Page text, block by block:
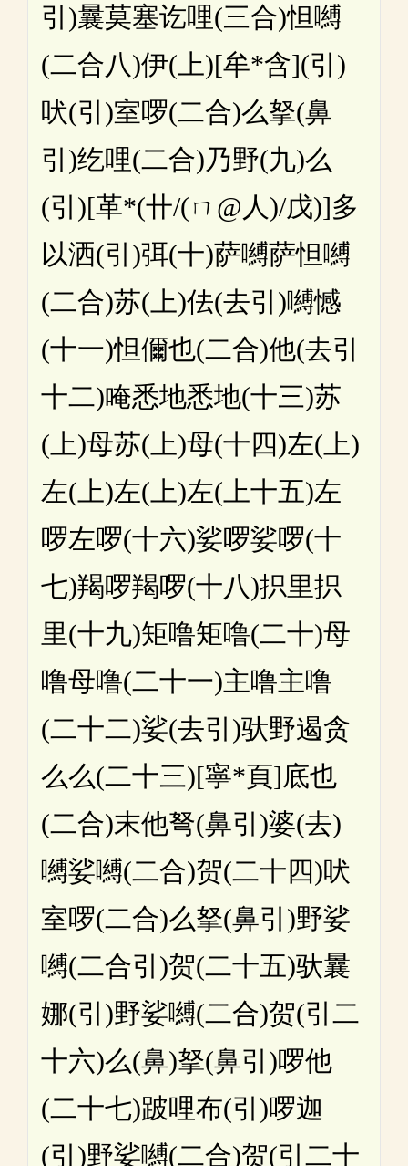
引)曩莫塞讫哩(三合)怛嚩
(二合八)伊(上)[牟*含](引)
吠(引)室啰(二合)么拏(鼻
引)纥哩(二合)乃野(九)么
(引)[革*(卄/(ㄇ@人)/戊)]多
以洒(引)弭(十)萨嚩萨怛嚩
(二合)苏(上)佉(去引)嚩憾
(十一)怛儞也(二合)他(去引
十二)唵悉地悉地(十三)苏
(上)母苏(上)母(十四)左(上)
左(上)左(上)左(上十五)左
啰左啰(十六)娑啰娑啰(十
七)羯啰羯啰(十八)抧里抧
里(十九)矩噜矩噜(二十)母
噜母噜(二十一)主噜主噜
(二十二)娑(去引)驮野遏贪
么么(二十三)[寧*頁]底也
(二合)末他弩(鼻引)婆(去)
嚩娑嚩(二合)贺(二十四)吠
室啰(二合)么拏(鼻引)野娑
嚩(二合引)贺(二十五)驮曩
娜(引)野娑嚩(二合)贺(引二
十六)么(鼻)拏(鼻引)啰他
(二十七)跛哩布(引)啰迦
(引)野娑嚩(二合)贺(引二十